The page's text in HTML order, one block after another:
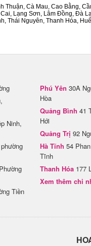
Thuận, Cà Mau, Cao Bằng,
Lạng Sơn, Lâm Đồng, Đà
Thái Nguyên, Thanh Hóa,
Ninh,
Tiền
Phú Yên 30A
Hòa
Quảng Bình 41
Hới
Quảng Trị 92
Hà Tĩnh 54
Tĩnh
Thanh Hóa 177
Xem thêm chi